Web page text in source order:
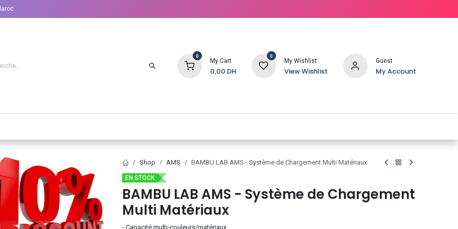
0
My Cart
0,00 DH
0
My Wishlist
View Wishlist
Guest
My Account
Shop AMS BAMBU LAB AMS - Système de Chargement Multi Matériaux
EN STOCK
BAMBU LAB AMS - Système de Chargement
Multi Matériaux
- Capacité multi-couleurs/matériaux